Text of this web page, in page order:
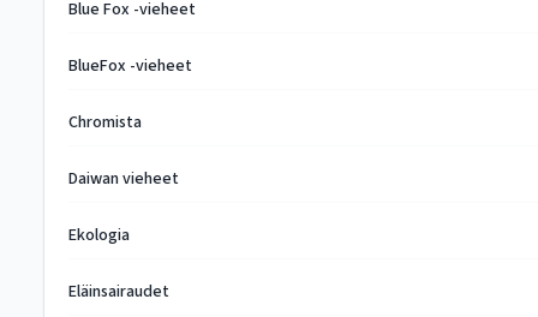
Blue Fox -vieheet
BlueFox -vieheet
Chromista
Daiwan vieheet
Ekologia
Eläinsairaudet